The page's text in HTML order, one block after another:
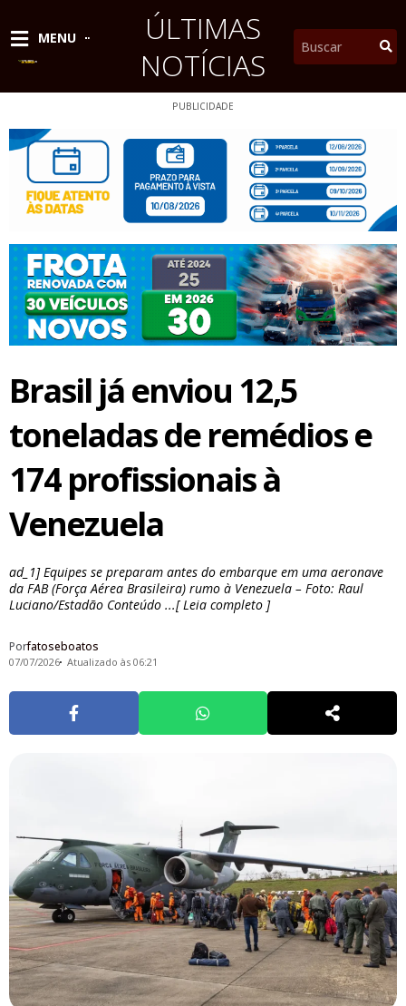
conteúdo
MENU
ÚLTIMAS
NOTÍCIAS
Pesquisar
PUBLICIDADE
Brasil já enviou 12,5
toneladas de remédios e
174 profissionais à
Venezuela
ad_1] Equipes se preparam antes do embarque em uma aeronave
da FAB (Força Aérea Brasileira) rumo à Venezuela – Foto: Raul
Luciano/Estadão Conteúdo ...[ Leia completo ]
Porfatoseboatos
07/07/2026 Atualizado às 06:21